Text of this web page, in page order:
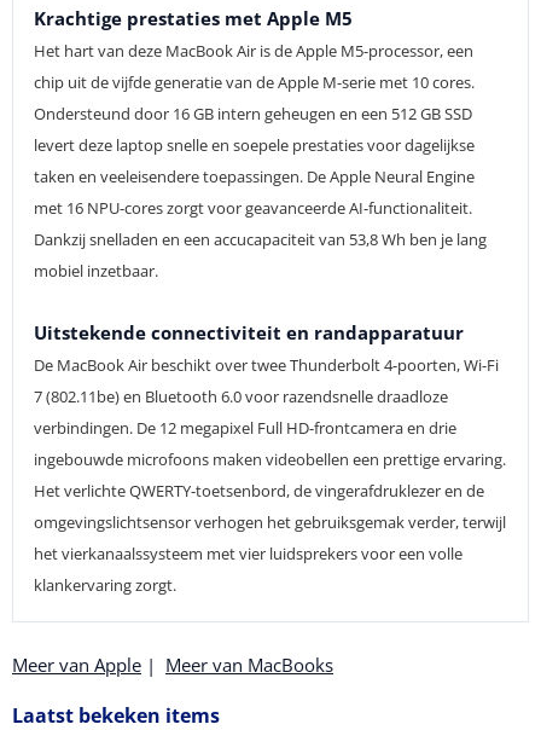
Krachtige prestaties met Apple M5
Het hart van deze MacBook Air is de Apple M5-processor, een
chip uit de vijfde generatie van de Apple M-serie met 10 cores.
Ondersteund door 16 GB intern geheugen en een 512 GB SSD
levert deze laptop snelle en soepele prestaties voor dagelijkse
taken en veeleisendere toepassingen. De Apple Neural Engine
met 16 NPU-cores zorgt voor geavanceerde AI-functionaliteit.
Dankzij snelladen en een accucapaciteit van 53,8 Wh ben je lang
mobiel inzetbaar.
Uitstekende connectiviteit en randapparatuur
De MacBook Air beschikt over twee Thunderbolt 4-poorten, Wi-Fi
7 (802.11be) en Bluetooth 6.0 voor razendsnelle draadloze
verbindingen. De 12 megapixel Full HD-frontcamera en drie
ingebouwde microfoons maken videobellen een prettige ervaring.
Het verlichte QWERTY-toetsenbord, de vingerafdruklezer en de
omgevingslichtsensor verhogen het gebruiksgemak verder, terwijl
het vierkanaalssysteem met vier luidsprekers voor een volle
klankervaring zorgt.
Meer van Apple | Meer van MacBooks
Laatst bekeken items